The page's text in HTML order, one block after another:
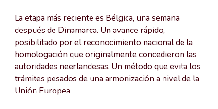
La etapa más reciente es Bélgica, una semana
después de Dinamarca. Un avance rápido,
posibilitado por el reconocimiento nacional de la
homologación que originalmente concedieron las
autoridades neerlandesas. Un método que evita los
trámites pesados de una armonización a nivel de la
Unión Europea.